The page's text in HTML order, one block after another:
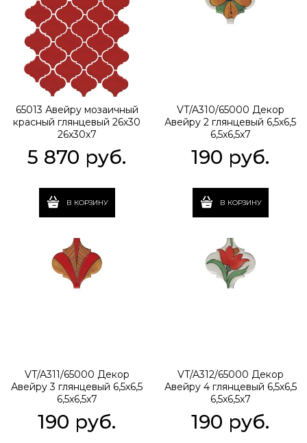
65013 Авейру мозаичный
красный глянцевый 26х30
26x30x7
5 870 руб.
В КОРЗИНУ
VT/A310/65000 Декор
Авейру 2 глянцевый 6,5х6,5
6,5x6,5x7
190 руб.
В КОРЗИНУ
VT/A311/65000 Декор
Авейру 3 глянцевый 6,5х6,5
6,5x6,5x7
190 руб.
VT/A312/65000 Декор
Авейру 4 глянцевый 6,5х6,5
6,5x6,5x7
190 руб.